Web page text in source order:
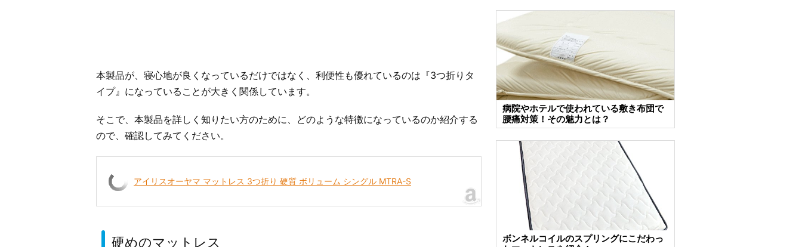
本製品が、寝心地が良くなっているだけではなく、利便性も優れているのは『3つ折りタ
イプ』になっていることが大きく関係しています。
そこで、本製品を詳しく知りたい方のために、どのような特徴になっているのか紹介する
ので、確認してみてください。
アイリスオーヤマ マットレス 3つ折り 硬質 ボリューム シングル MTRA-S
硬めのマットレス
病院やホテルで使われている敷き布団で
腰痛対策！その魅力とは？
ボンネルコイルのスプリングにこだわっ